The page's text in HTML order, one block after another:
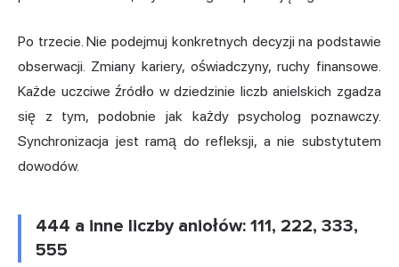
Po trzecie. Nie podejmuj konkretnych decyzji na podstawie
obserwacji. Zmiany kariery, oświadczyny, ruchy finansowe.
Każde uczciwe źródło w dziedzinie liczb anielskich zgadza
się z tym, podobnie jak każdy psycholog poznawczy.
Synchronizacja jest ramą do refleksji, a nie substytutem
dowodów.
444 a inne liczby aniołów: 111, 222, 333,
555